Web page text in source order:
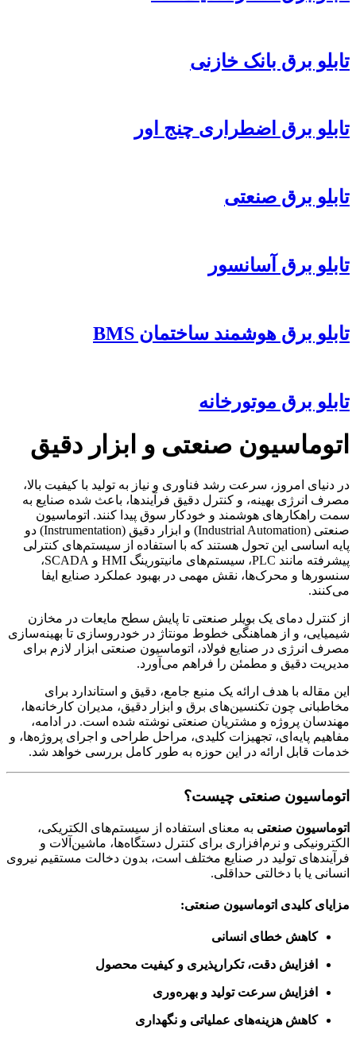
تابلو برق بانک خازنی
تابلو برق اضطراری چنج اور
تابلو برق صنعتی
تابلو برق آسانسور
تابلو برق هوشمند ساختمان BMS
تابلو برق موتورخانه
اتوماسیون صنعتی و ابزار دقیق
در دنیای امروز، سرعت رشد فناوری و نیاز به تولید با کیفیت بالا،
مصرف انرژی بهینه، و کنترل دقیق فرآیندها، باعث شده صنایع به
سمت راهکارهای هوشمند و خودکار سوق پیدا کنند. اتوماسیون
صنعتی (Industrial Automation) و ابزار دقیق (Instrumentation) دو
پایه اساسی این تحول هستند که با استفاده از سیستم‌های کنترلی
پیشرفته مانند PLC، سیستم‌های مانیتورینگ HMI و SCADA،
سنسورها و محرک‌ها، نقش مهمی در بهبود عملکرد صنایع ایفا
می‌کنند.
از کنترل دمای یک بویلر صنعتی تا پایش سطح مایعات در مخازن
شیمیایی، و از هماهنگی خطوط مونتاژ در خودروسازی تا بهینه‌سازی
مصرف انرژی در صنایع فولاد، اتوماسیون صنعتی ابزار لازم برای
مدیریت دقیق و مطمئن را فراهم می‌آورد.
این مقاله با هدف ارائه یک منبع جامع، دقیق و استاندارد برای
مخاطبانی چون تکنسین‌های برق و ابزار دقیق، مدیران کارخانه‌ها،
مهندسان پروژه و مشتریان صنعتی نوشته شده است. در ادامه،
مفاهیم پایه‌ای، تجهیزات کلیدی، مراحل طراحی و اجرای پروژه‌ها، و
خدمات قابل ارائه در این حوزه به طور کامل بررسی خواهد شد.
اتوماسیون صنعتی چیست؟
اتوماسیون صنعتی به معنای استفاده از سیستم‌های الکتریکی،
الکترونیکی و نرم‌افزاری برای کنترل دستگاه‌ها، ماشین‌آلات و
فرآیندهای تولید در صنایع مختلف است، بدون دخالت مستقیم نیروی
انسانی یا با دخالتی حداقلی.
مزایای کلیدی اتوماسیون صنعتی:
کاهش خطای انسانی
افزایش دقت، تکرارپذیری و کیفیت محصول
افزایش سرعت تولید و بهره‌وری
کاهش هزینه‌های عملیاتی و نگهداری